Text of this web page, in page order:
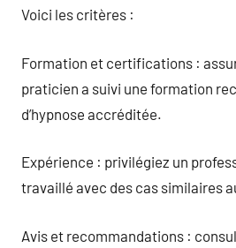
Voici les critères :
Formation et certifications :
praticien a suivi une formation
d’hypnose accréditée.
Expérience : privilégiez un
travaillé avec des cas similaires
Avis et recommandations :